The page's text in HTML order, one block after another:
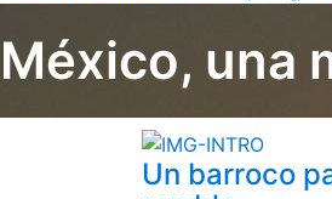
México, una
Un barroco